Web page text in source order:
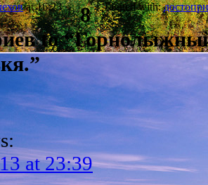
at 16:23 Tagged with:
8
to
at 23:39